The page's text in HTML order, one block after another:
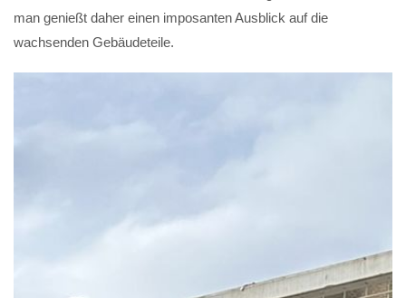
man genießt daher einen imposanten Ausblick auf die
wachsenden Gebäudeteile.